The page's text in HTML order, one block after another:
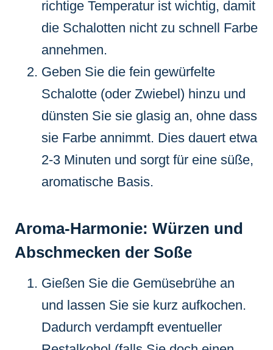
richtige Temperatur ist wichtig, damit
die Schalotten nicht zu schnell Farbe
annehmen.
Geben Sie die fein gewürfelte
Schalotte (oder Zwiebel) hinzu und
dünsten Sie sie glasig an, ohne dass
sie Farbe annimmt. Dies dauert etwa
2-3 Minuten und sorgt für eine süße,
aromatische Basis.
Aroma-Harmonie: Würzen und
Abschmecken der Soße
Gießen Sie die Gemüsebrühe an
und lassen Sie sie kurz aufkochen.
Dadurch verdampft eventueller